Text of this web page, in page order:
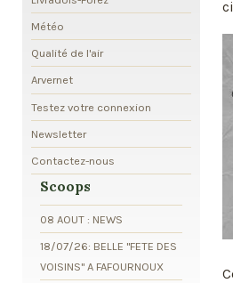
Météo
Qualité de l'air
Arvernet
Testez votre connexion
Newsletter
Contactez-nous
Scoops
08 AOUT : NEWS
18/07/26: BELLE "FETE DES
VOISINS" A FAFOURNOUX